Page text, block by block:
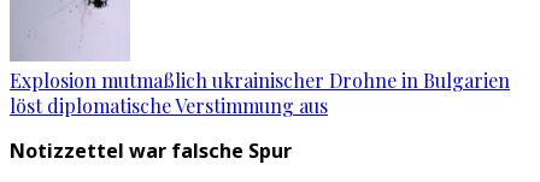
Explosion mutmaßlich ukrainischer Drohne in Bulgarien
löst diplomatische Verstimmung aus
Notizzettel war falsche Spur